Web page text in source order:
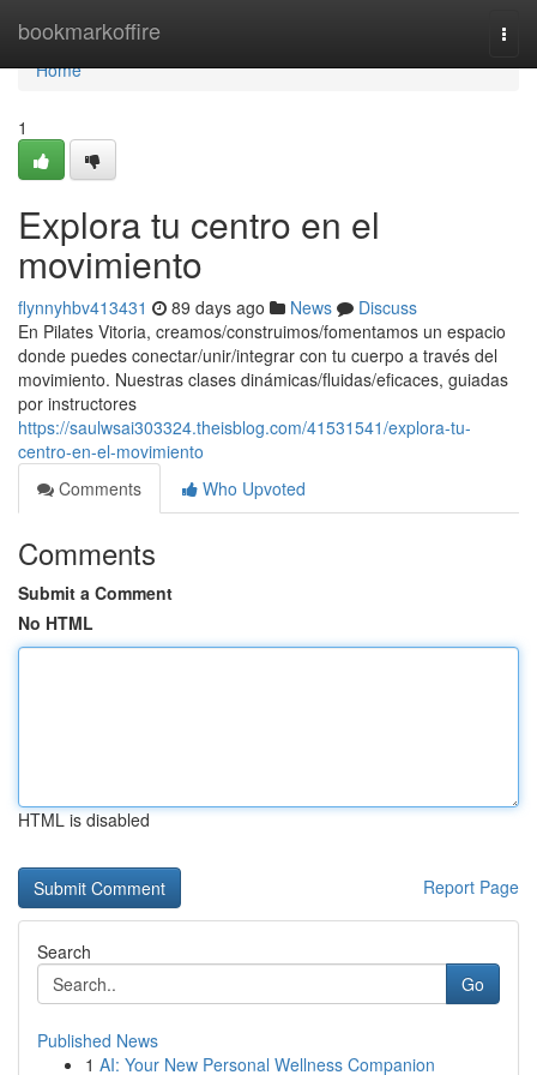
bookmarkoffire
Home
Home
1
Explora tu centro en el
movimiento
flynnyhbv413431 89 days ago News
Discuss
En Pilates Vitoria, creamos/construimos/fomentamos un espacio
donde puedes conectar/unir/integrar con tu cuerpo a través del
movimiento. Nuestras clases dinámicas/fluidas/eficaces, guiadas
por instructores
https://saulwsai303324.theisblog.com/41531541/explora-tu-
centro-en-el-movimiento
Comments
Who Upvoted
Comments
Submit a Comment
No HTML
HTML is disabled
Report Page
Search
Go
Published News
1 AI: Your New Personal Wellness Companion